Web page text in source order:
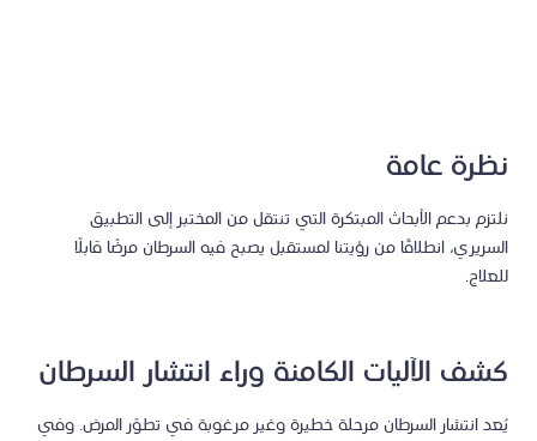
نظرة عامة
نلتزم بدعم الأبحاث المبتكرة التي تنتقل من المختبر إلى التطبيق
السريري، انطلاقًا من رؤيتنا لمستقبل يصبح فيه السرطان مرضًا قابلًا
للعلاج.
كشف الآليات الكامنة وراء انتشار السرطان
يُعد انتشار السرطان مرحلة خطيرة وغير مرغوبة في تطوّر المرض. وفي